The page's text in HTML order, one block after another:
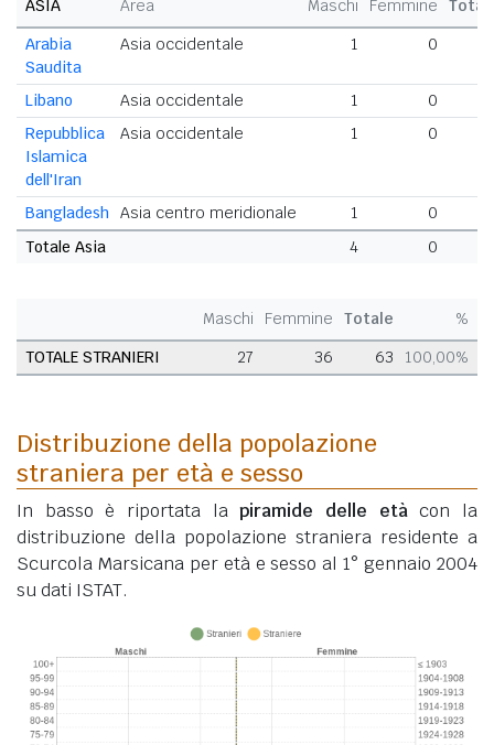
ASIA Area Maschi Femmine
Arabia
Saudita
Asia occidentale 1 0
Libano Asia occidentale 1 0
Repubblica
Islamica
dell'Iran
Asia occidentale 1 0
Bangladesh Asia centro meridionale 1 0
Totale Asia
4 0
Maschi Femmine Totale
%
TOTALE STRANIERI
27 36 63 100,00%
Distribuzione della popolazione
straniera per età e sesso
In basso è riportata lapiramide delle etàcon la
distribuzione della popolazione straniera residente a
Scurcola Marsicana per età e sesso al 1° gennaio 2004
su dati ISTAT.